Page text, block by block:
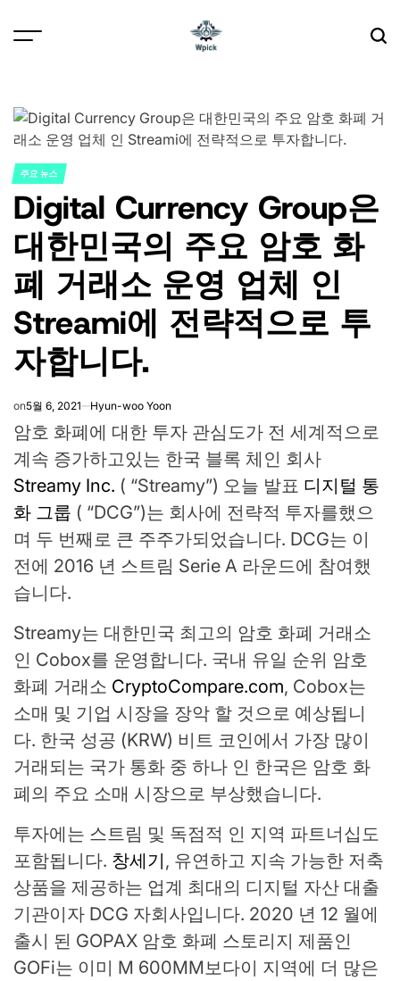
POSTED
IN
주요 뉴스
Digital Currency Group은
대한민국의 주요 암호 화
폐 거래소 운영 업체 인
Streami에 전략적으로 투
자합니다.
on5월 6, 2021 Hyun-woo Yoon
암호 화폐에 대한 투자 관심도가 전 세계적으로
계속 증가하고있는 한국 블록 체인 회사
Streamy Inc. ( “Streamy”) 오늘 발표 디지털 통
화 그룹 ( “DCG”)는 회사에 전략적 투자를했으
며 두 번째로 큰 주주가되었습니다. DCG는 이
전에 2016 년 스트림 Serie A 라운드에 참여했
습니다.
Streamy는 대한민국 최고의 암호 화폐 거래소
인 Cobox를 운영합니다. 국내 유일 순위 암호
화폐 거래소 CryptoCompare.com, Cobox는
소매 및 기업 시장을 장악 할 것으로 예상됩니
다. 한국 성공 (KRW) 비트 코인에서 가장 많이
거래되는 국가 통화 중 하나 인 한국은 암호 화
폐의 주요 소매 시장으로 부상했습니다.
투자에는 스트림 및 독점적 인 지역 파트너십도
포함됩니다. 창세기, 유연하고 지속 가능한 저축
상품을 제공하는 업계 최대의 디지털 자산 대출
기관이자 DCG 자회사입니다. 2020 년 12 월에
출시 된 GOPAX 암호 화폐 스토리지 제품인
GOFi는 이미 M 600MM보다이 지역에 더 많은